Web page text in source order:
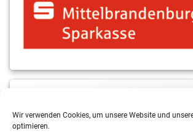
Wir verwenden Cookies, um unsere Website und
optimieren.